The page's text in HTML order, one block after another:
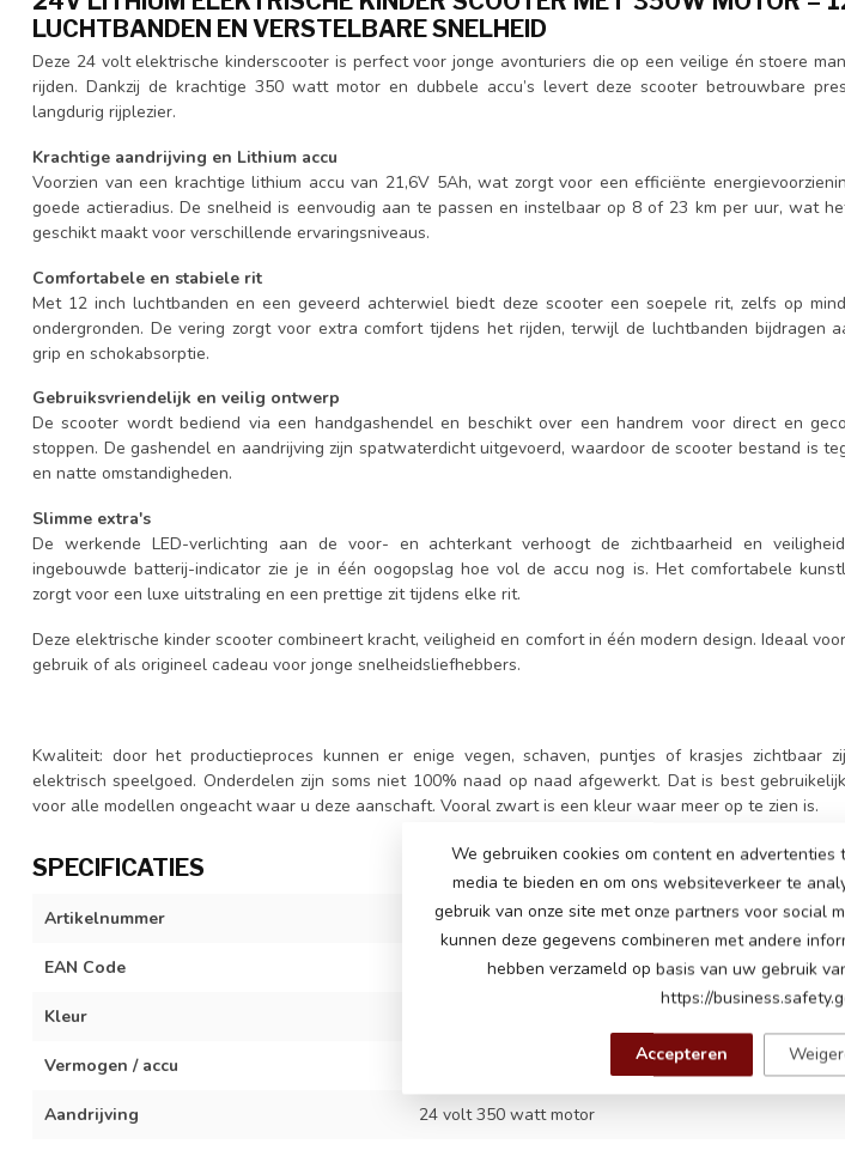
LUCHTBANDEN EN VERSTELBARE SNELHEID
Deze 24 volt elektrische kinderscooter is perfect voor jonge avonturiers die op een veilige én stoere
rijden. Dankzij de krachtige 350 watt motor en dubbele accu’s levert deze scooter betrouwbare
langdurig rijplezier.
Krachtige aandrijving en Lithium accu
Voorzien van een krachtige lithium accu van 21,6V 5Ah, wat zorgt voor een efficiënte
goede actieradius. De snelheid is eenvoudig aan te passen en instelbaar op 8 of 23 km per uur, wat
geschikt maakt voor verschillende ervaringsniveaus.
Comfortabele en stabiele rit
Met 12 inch luchtbanden en een geveerd achterwiel biedt deze scooter een soepele rit, zelfs op
ondergronden. De vering zorgt voor extra comfort tijdens het rijden, terwijl de luchtbanden bijdragen
grip en schokabsorptie.
Gebruiksvriendelijk en veilig ontwerp
De scooter wordt bediend via een handgashendel en beschikt over een handrem voor direct en
stoppen. De gashendel en aandrijving zijn spatwaterdicht uitgevoerd, waardoor de scooter bestand is
en natte omstandigheden.
Slimme extra's
De werkende LED-verlichting aan de voor- en achterkant verhoogt de zichtbaarheid en
ingebouwde batterij-indicator zie je in één oogopslag hoe vol de accu nog is. Het comfortabele
zorgt voor een luxe uitstraling en een prettige zit tijdens elke rit.
Deze elektrische kinder scooter combineert kracht, veiligheid en comfort in één modern design. Ideaal
gebruik of als origineel cadeau voor jonge snelheidsliefhebbers.
Kwaliteit: door het productieproces kunnen er enige vegen, schaven, puntjes of krasjes zichtbaar
elektrisch speelgoed. Onderdelen zijn soms niet 100% naad op naad afgewerkt. Dat is best
voor alle modellen ongeacht waar u deze aanschaft. Vooral zwart is een kleur waar meer op te zien is.
SPECIFICATIES
Artikelnummer SX2438-LT-red
EAN Code 7423404330352
Kleur
Vermogen / accu
Aandrijving 24 volt 350 watt motor
We gebruiken cookies om content en
media te bieden en om ons websiteverkeer te
gebruik van onze site met onze partners voor social
kunnen deze gegevens combineren met andere
hebben verzameld op basis van uw gebruik
https://
Accepteren